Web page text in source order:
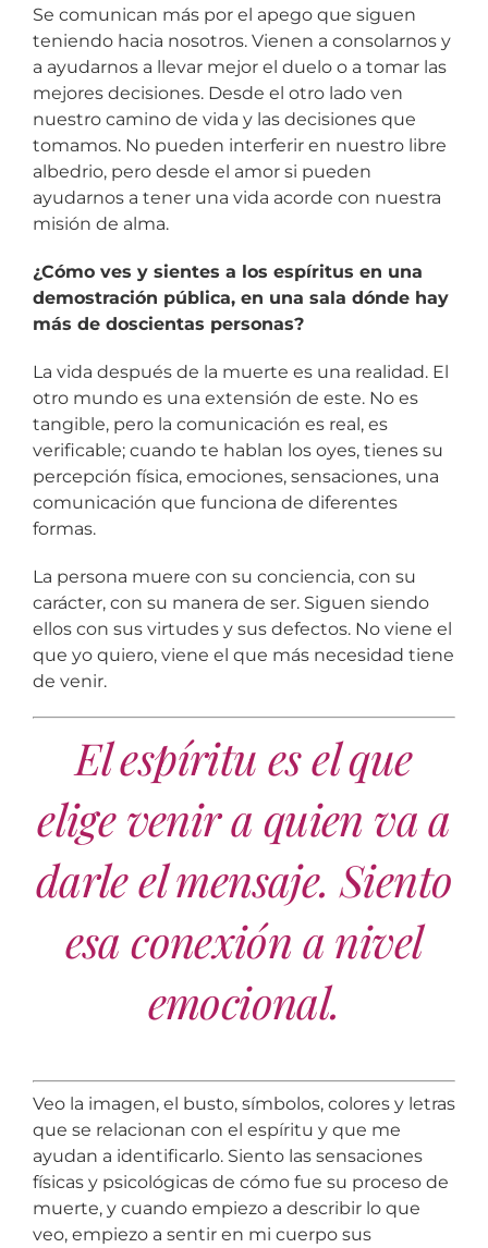
Se comunican más por el apego que siguen
teniendo hacia nosotros. Vienen a consolarnos y
a ayudarnos a llevar mejor el duelo o a tomar las
mejores decisiones. Desde el otro lado ven
nuestro camino de vida y las decisiones que
tomamos. No pueden interferir en nuestro libre
albedrio, pero desde el amor si pueden
ayudarnos a tener una vida acorde con nuestra
misión de alma.
¿Cómo ves y sientes a los espíritus en una
demostración pública, en una sala dónde hay
más de doscientas personas?
La vida después de la muerte es una realidad. El
otro mundo es una extensión de este. No es
tangible, pero la comunicación es real, es
verificable; cuando te hablan los oyes, tienes su
percepción física, emociones, sensaciones, una
comunicación que funciona de diferentes
formas.
La persona muere con su conciencia, con su
carácter, con su manera de ser. Siguen siendo
ellos con sus virtudes y sus defectos. No viene el
que yo quiero, viene el que más necesidad tiene
de venir.
El espíritu es el que
elige venir a quien va a
darle el mensaje. Siento
esa conexión a nivel
emocional.
Veo la imagen, el busto, símbolos, colores y letras
que se relacionan con el espíritu y que me
ayudan a identificarlo. Siento las sensaciones
físicas y psicológicas de cómo fue su proceso de
muerte, y cuando empiezo a describir lo que
veo, empiezo a sentir en mi cuerpo sus